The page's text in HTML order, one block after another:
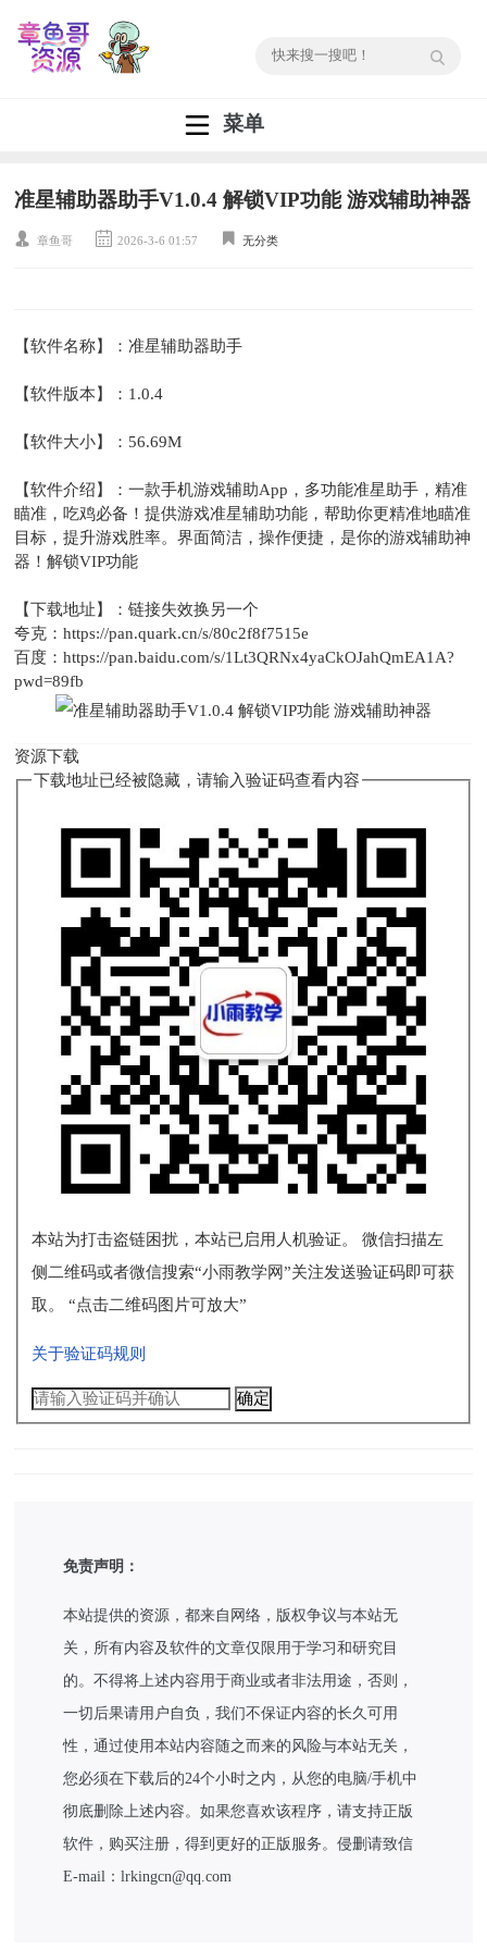
菜单
准星辅助器助手V1.0.4 解锁VIP功能 游戏辅助神器
章鱼哥 2026-3-6 01:57 无分类
【软件名称】：准星辅助器助手
【软件版本】：1.0.4
【软件大小】：56.69M
【软件介绍】：一款手机游戏辅助App，多功能准星助手，精准
瞄准，吃鸡必备！提供游戏准星辅助功能，帮助你更精准地瞄准
目标，提升游戏胜率。界面简洁，操作便捷，是你的游戏辅助神
器！解锁VIP功能
【下载地址】：链接失效换另一个
夸克：https://pan.quark.cn/s/80c2f8f7515e
百度：https://pan.baidu.com/s/1Lt3QRNx4yaCkOJahQmEA1A?
pwd=89fb
资源下载
下载地址已经被隐藏，请输入验证码查看内容
本站为打击盗链困扰，本站已启用人机验证。 微信扫描左
侧二维码或者微信搜索“小雨教学网”关注发送验证码即可获
取。 “点击二维码图片可放大”
关于验证码规则
免责声明：
本站提供的资源，都来自网络，版权争议与本站无
关，所有内容及软件的文章仅限用于学习和研究目
的。不得将上述内容用于商业或者非法用途，否则，
一切后果请用户自负，我们不保证内容的长久可用
性，通过使用本站内容随之而来的风险与本站无关，
您必须在下载后的24个小时之内，从您的电脑/手机中
彻底删除上述内容。如果您喜欢该程序，请支持正版
软件，购买注册，得到更好的正版服务。侵删请致信
E-mail：lrkingcn@qq.com